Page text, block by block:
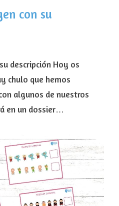
con su
descripción Hoy os
chulo que hemos
algunos de nuestros
en un dossier…